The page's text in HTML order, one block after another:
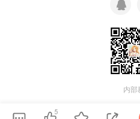
内部
5